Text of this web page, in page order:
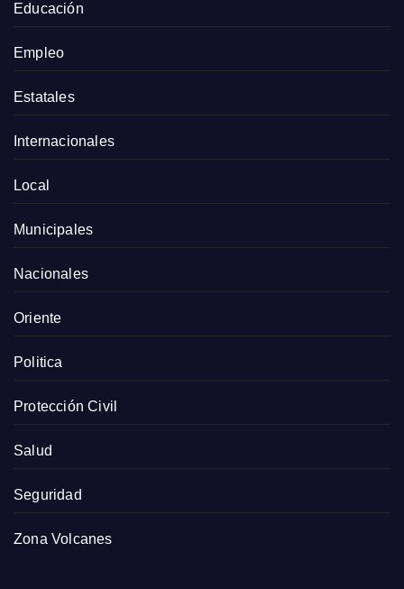
Educación
Empleo
Estatales
Internacionales
Local
Municipales
Nacionales
Oriente
Politica
Protección Civil
Salud
Seguridad
Zona Volcanes